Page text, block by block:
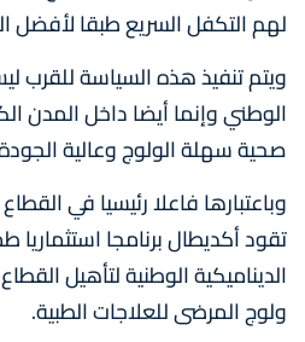
لهم التكفل السريع طبقا لأفضل
ويتم تنفيذ هذه السياسة
الوطني وإنما أيضا داخل المدن
صحية سهلة الولوج وعالية
وباعتبارها فاعلا رئيسيا في
تقود أكديطال برنامجا
الديناميكية الوطنية لتأهيل
ولوج المرضى للعلاجات الطبية.